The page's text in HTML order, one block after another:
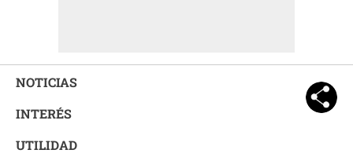
NOTICIAS
INTERÉS
UTILIDAD